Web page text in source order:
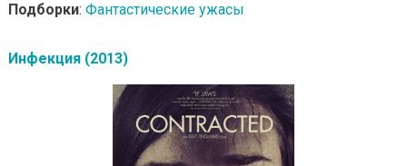
Подборки: Фантастические ужасы
Инфекция (2013)